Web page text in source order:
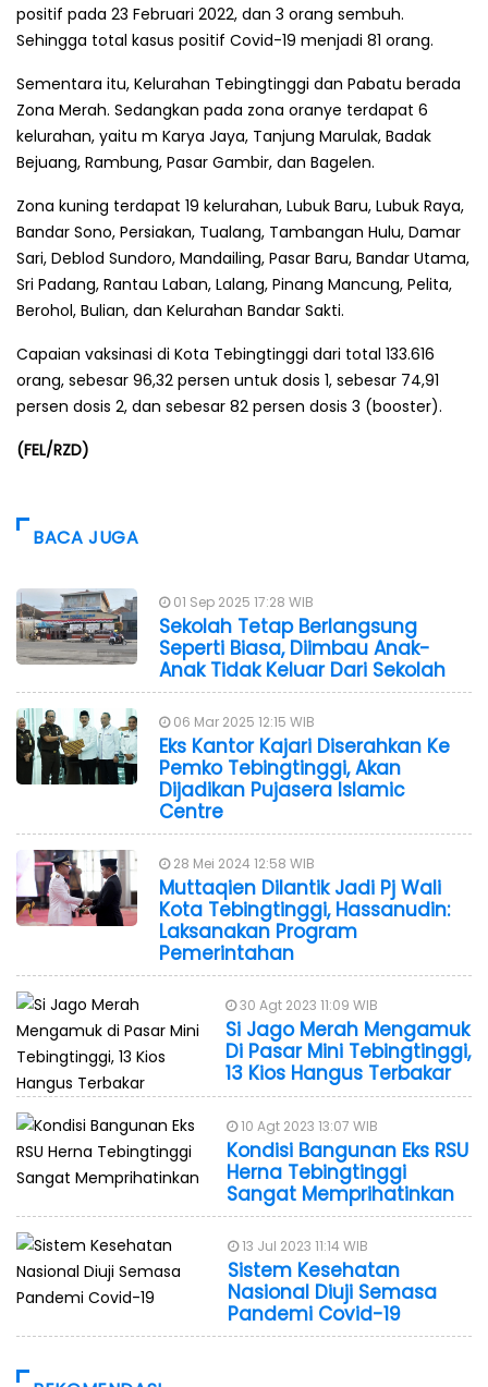
positif pada 23 Februari 2022, dan 3 orang sembuh.
Sehingga total kasus positif Covid-19 menjadi 81 orang.
Sementara itu, Kelurahan Tebingtinggi dan Pabatu berada
Zona Merah. Sedangkan pada zona oranye terdapat 6
kelurahan, yaitu m Karya Jaya, Tanjung Marulak, Badak
Bejuang, Rambung, Pasar Gambir, dan Bagelen.
Zona kuning terdapat 19 kelurahan, Lubuk Baru, Lubuk Raya,
Bandar Sono, Persiakan, Tualang, Tambangan Hulu, Damar
Sari, Deblod Sundoro, Mandailing, Pasar Baru, Bandar Utama,
Sri Padang, Rantau Laban, Lalang, Pinang Mancung, Pelita,
Berohol, Bulian, dan Kelurahan Bandar Sakti.
Capaian vaksinasi di Kota Tebingtinggi dari total 133.616
orang, sebesar 96,32 persen untuk dosis 1, sebesar 74,91
persen dosis 2, dan sebesar 82 persen dosis 3 (booster).
(FEL/RZD)
BACA JUGA
01 Sep 2025 17:28 WIB
Sekolah Tetap Berlangsung
Seperti Biasa, Diimbau Anak-
Anak Tidak Keluar Dari Sekolah
06 Mar 2025 12:15 WIB
Eks Kantor Kajari Diserahkan Ke
Pemko Tebingtinggi, Akan
Dijadikan Pujasera Islamic
Centre
28 Mei 2024 12:58 WIB
Muttaqien Dilantik Jadi Pj Wali
Kota Tebingtinggi, Hassanudin:
Laksanakan Program
Pemerintahan
30 Agt 2023 11:09 WIB
Si Jago Merah Mengamuk
Di Pasar Mini Tebingtinggi,
13 Kios Hangus Terbakar
10 Agt 2023 13:07 WIB
Kondisi Bangunan Eks RSU
Herna Tebingtinggi
Sangat Memprihatinkan
13 Jul 2023 11:14 WIB
Sistem Kesehatan
Nasional Diuji Semasa
Pandemi Covid-19